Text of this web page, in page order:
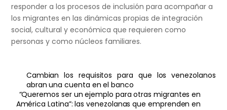
responder a los procesos de inclusión para acompañar a
los migrantes en las dinámicas propias de integración
social, cultural y económica que requieren como
personas y como núcleos familiares.
Cambian los requisitos para que los venezolanos
abran una cuenta en el banco
“Queremos ser un ejemplo para otras migrantes en
América Latina”: las venezolanas que emprenden en